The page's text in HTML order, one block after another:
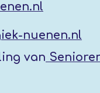
nuenen.nl
van